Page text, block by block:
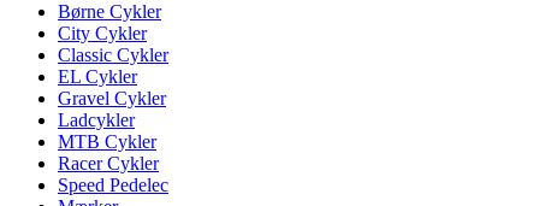
Børne Cykler
City Cykler
Classic Cykler
EL Cykler
Gravel Cykler
Ladcykler
MTB Cykler
Racer Cykler
Speed Pedelec